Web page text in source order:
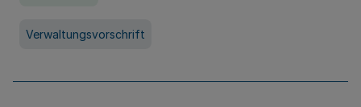
Verwaltungsvorschrift